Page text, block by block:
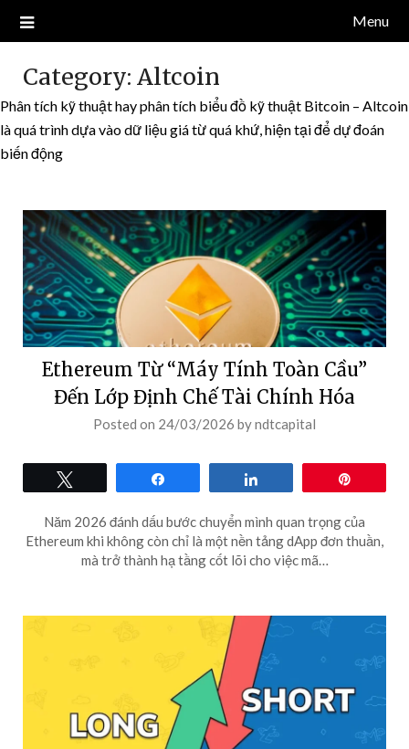
NDT CAPITAL | BLOG TIỀN
ĐIỆN TỬ CRYPTO
Blog về thị trường crypto, tiền điện tử, tiền mã hoá, công nghệ
blockchain.
Menu
Category: Altcoin
Phân tích kỹ thuật hay phân tích biểu đồ kỹ thuật Bitcoin – Altcoin
là quá trình dựa vào dữ liệu giá từ quá khứ, hiện tại để dự đoán
biến động
Ethereum Từ “Máy Tính Toàn Cầu”
Đến Lớp Định Chế Tài Chính Hóa
Posted on 24/03/2026 byndtcapital
Năm 2026 đánh dấu bước chuyển mình quan trọng của
Ethereum khi không còn chỉ là một nền tảng dApp đơn thuần,
mà trở thành hạ tầng cốt lõi cho việc mã…